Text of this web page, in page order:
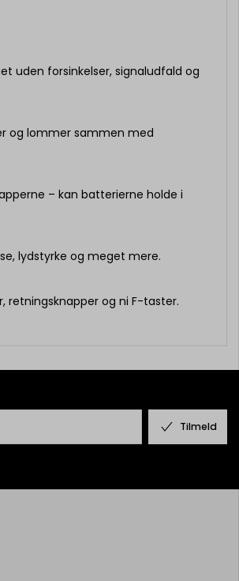
uden forsinkelser, signaludfald og
og lommer sammen med
– kan batterierne holde i
lydstyrke og meget mere.
retningsknapper og ni F-taster.
Tilmeld